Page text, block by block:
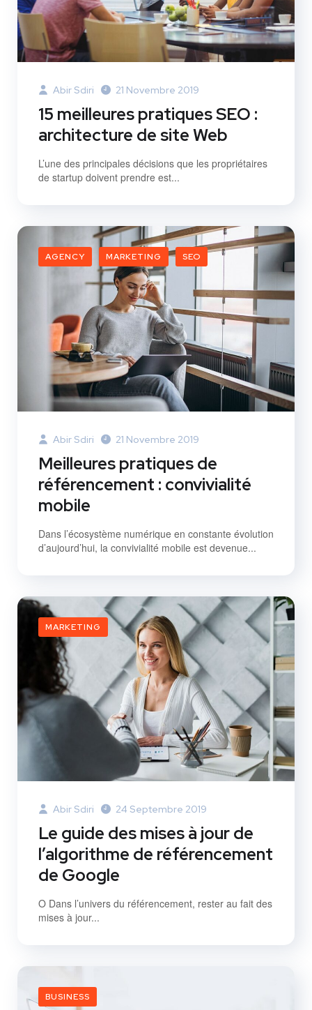
Abir Sdiri 21 Novembre 2019
15 meilleures pratiques SEO :
architecture de site Web
L’une des principales décisions que les propriétaires
de startup doivent prendre est...
AGENCY MARKETING SEO
Abir Sdiri 21 Novembre 2019
Meilleures pratiques de
référencement : convivialité
mobile
Dans l’écosystème numérique en constante évolution
d’aujourd’hui, la convivialité mobile est devenue...
MARKETING
Abir Sdiri 24 Septembre 2019
Le guide des mises à jour de
l’algorithme de référencement
de Google
O Dans l’univers du référencement, rester au fait des
mises à jour...
BUSINESS